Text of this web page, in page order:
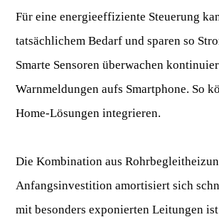
Für eine energieeffiziente Steuerung
tatsächlichem Bedarf und sparen so
Smarte Sensoren überwachen
Warnmeldungen aufs Smartphone. So
Home-Lösungen integrieren.
Die Kombination aus
Anfangsinvestition amortisiert sich
mit besonders exponierten Leitungen